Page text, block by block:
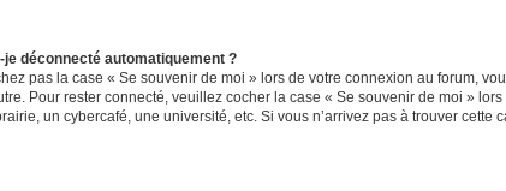
je déconnecté automatiquement ?
pas la case « Se souvenir de moi » lors de votre connexion au forum,
Pour rester connecté, veuillez cocher la case « Se souvenir de moi »
un cybercafé, une université, etc. Si vous n’arrivez pas à trouver